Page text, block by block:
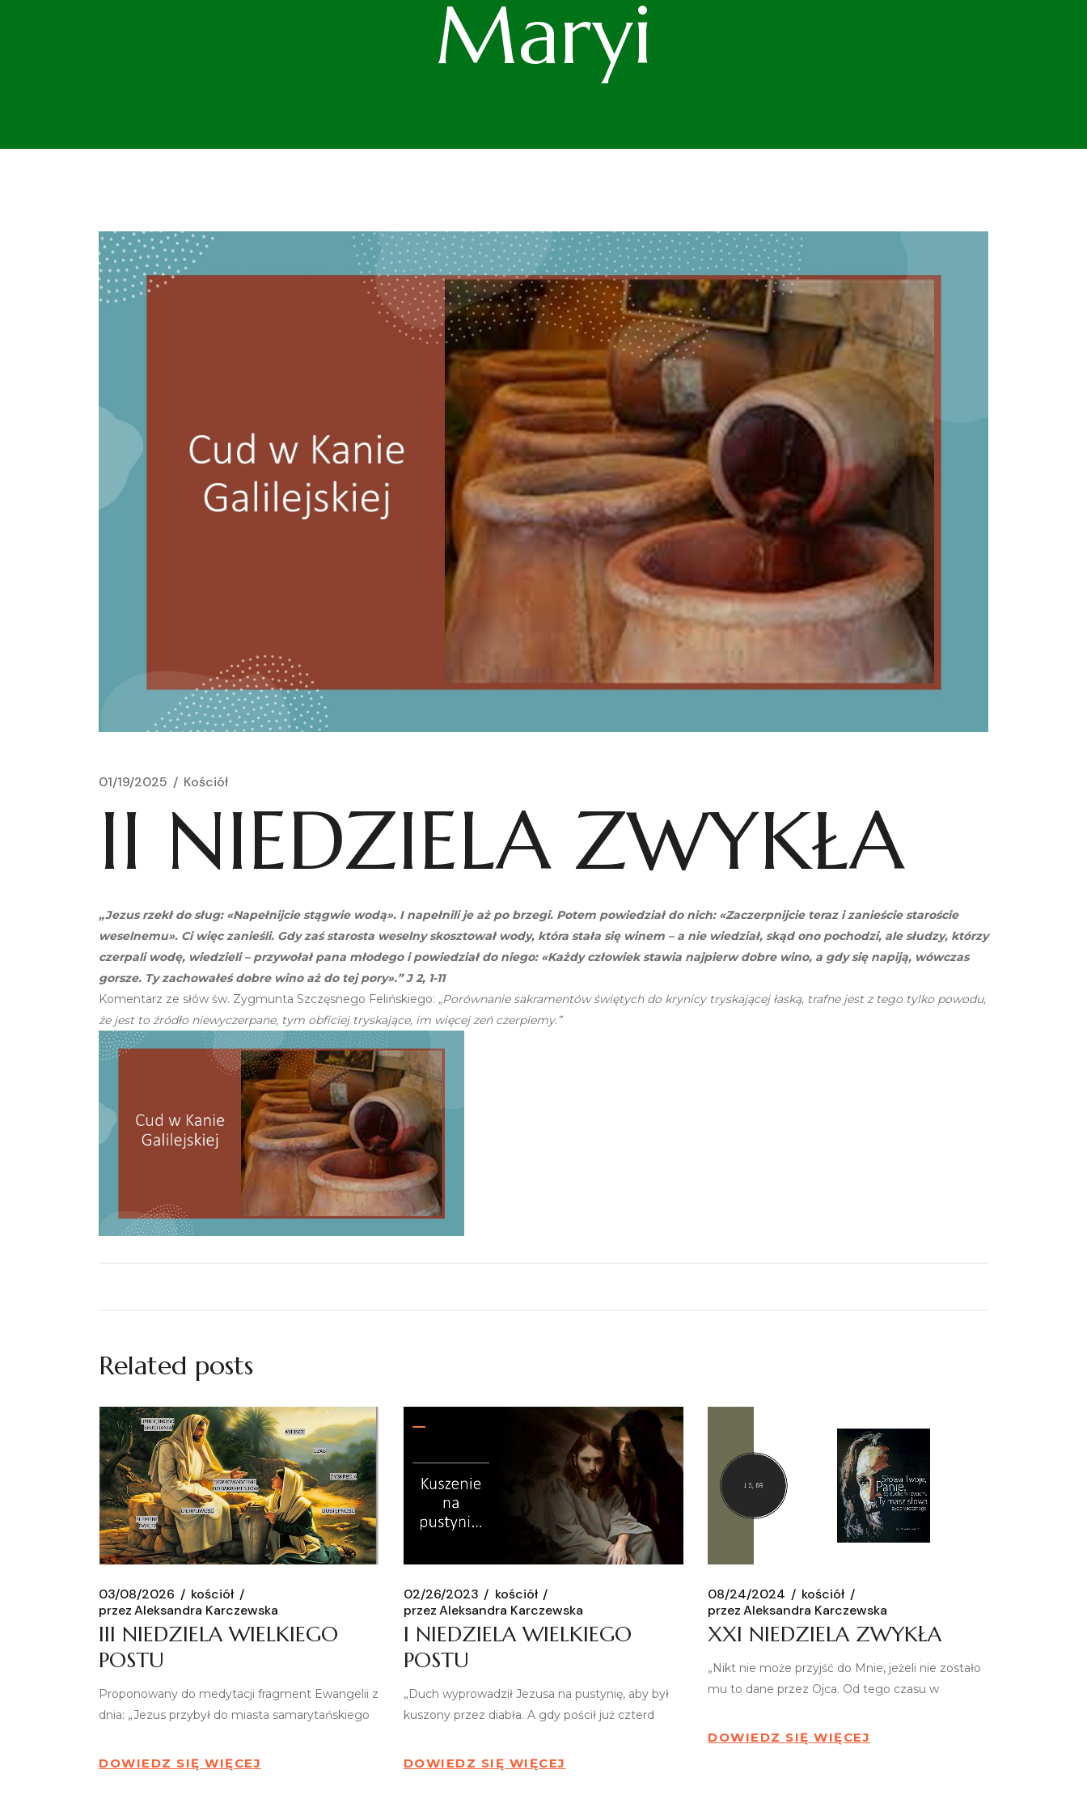
Maryi
01/19/2025 Kościół
II NIEDZIELA ZWYKŁA
„Jezus rzekł do sług: «Napełnijcie stągwie wodą». I napełnili je aż po brzegi. Potem powiedział do nich: «Zaczerpnijcie teraz i zanieście staroście
weselnemu». Ci więc zanieśli. Gdy zaś starosta weselny skosztował wody, która stała się winem – a nie wiedział, skąd ono pochodzi, ale słudzy, którzy
czerpali wodę, wiedzieli – przywołał pana młodego i powiedział do niego: «Każdy człowiek stawia najpierw dobre wino, a gdy się napiją, wówczas
gorsze. Ty zachowałeś dobre wino aż do tej pory».” J 2, 1-11
Komentarz ze słów św. Zygmunta Szczęsnego Felińskiego: „Porównanie sakramentów świętych do krynicy tryskającej łaską, trafne jest z tego tylko powodu,
że jest to źródło niewyczerpane, tym obficiej tryskające, im więcej zeń czerpiemy.”
Related posts
03/08/2026
kościół
przezAleksandra Karczewska
III NIEDZIELA WIELKIEGO
POSTU
Proponowany do medytacji fragment Ewangelii z
dnia: „Jezus przybył do miasta samarytańskiego
DOWIEDZ SIĘ WIĘCEJ
02/26/2023
kościół
przezAleksandra Karczewska
I NIEDZIELA WIELKIEGO
POSTU
„Duch wyprowadził Jezusa na pustynię, aby był
kuszony przez diabła. A gdy pościł już czterd
DOWIEDZ SIĘ WIĘCEJ
08/24/2024
kościół
przez Aleksandra Karczewska
XXI NIEDZIELA ZWYKŁA
„Nikt nie może przyjść do Mnie, jeżeli nie zostało
mu to dane przez Ojca. Od tego czasu w
DOWIEDZ SIĘ WIĘCEJ